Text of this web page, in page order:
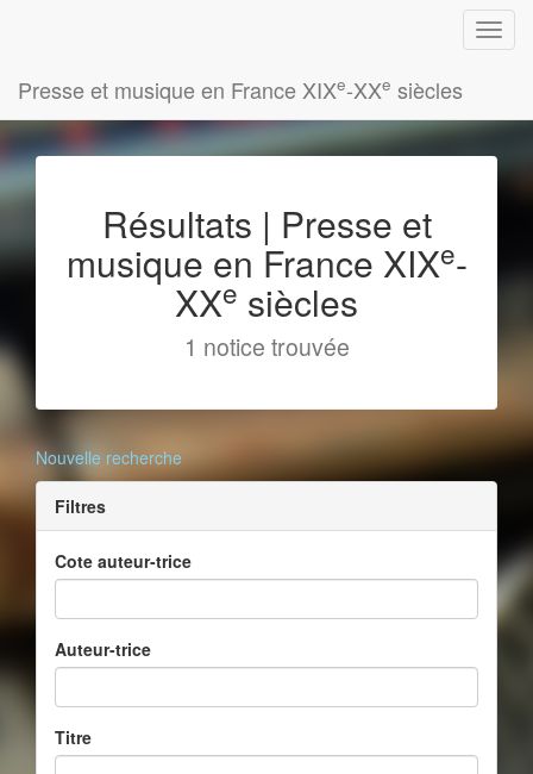
Presse et musique en France XIXe-XXe siècles
Résultats | Presse et
musique en France XIXe-
XXe siècles
1 notice trouvée
Nouvelle recherche
Filtres
Cote auteur-trice
Auteur-trice
Titre